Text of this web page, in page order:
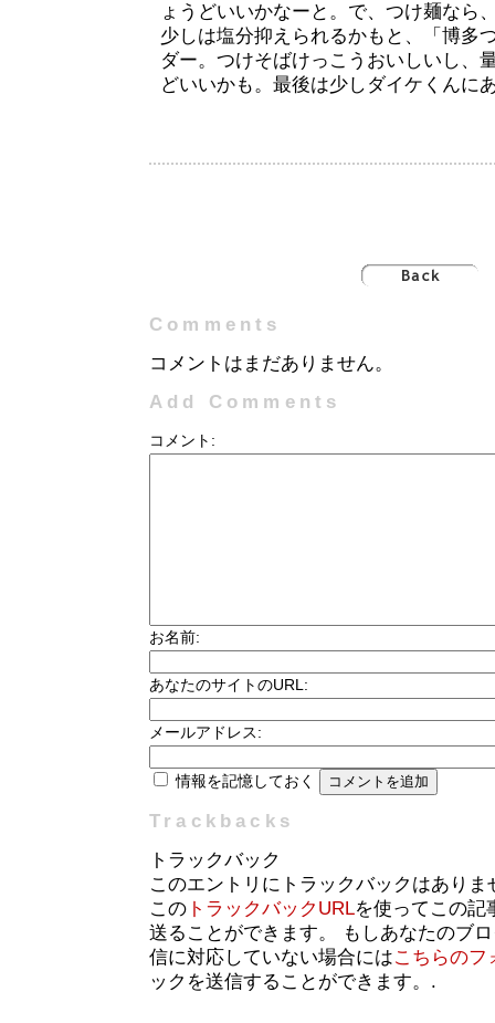
ょうどいいかなーと。で、つけ麺なら
少しは塩分抑えられるかもと、「博多
ダー。つけそばけっこうおいしいし、
どいいかも。最後は少しダイケくんに
Comments
コメントはまだありません。
Add Comments
コメント:
お名前:
あなたのサイトのURL:
メールアドレス:
情報を記憶しておく
Trackbacks
トラックバック
このエントリにトラックバックはありま
この トラックバックURLを使ってこの記
送ることができます。 もしあなたのブ
信に対応していない場合にはこちらのフ
ックを送信することができます。.